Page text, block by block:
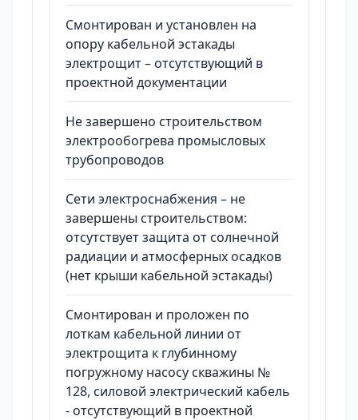
Смонтирован и установлен на
опору кабельной эстакады
электрощит – отсутствующий в
проектной документации
Не завершено строительством
электрообогрева промысловых
трубопроводов
Сети электроснабжения – не
завершены строительством:
отсутствует защита от солнечной
радиации и атмосферных осадков
(нет крыши кабельной эстакады)
Смонтирован и проложен по
лоткам кабельной линии от
электрощита к глубинному
погружному насосу скважины №
128, силовой электрический кабель
- отсутствующий в проектной